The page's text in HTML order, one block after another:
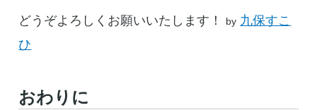
どうぞよろしくお願いいたします！ by 九保すこ
ひ
おわりに